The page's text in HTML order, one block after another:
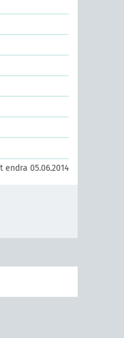
endra 05.06.2014